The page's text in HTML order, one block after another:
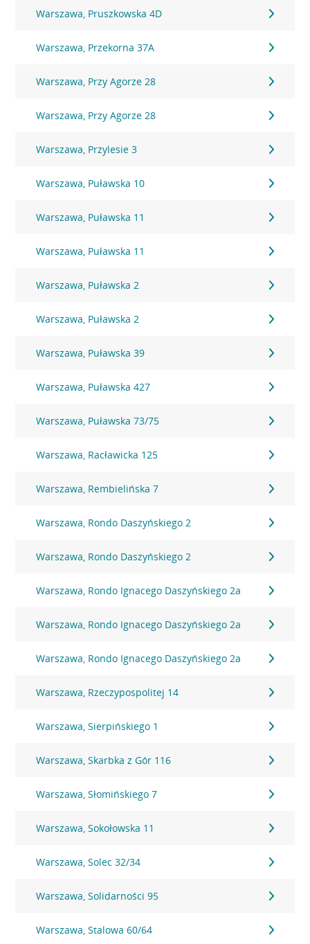
Warszawa, Pruszkowska 4D
Warszawa, Przekorna 37A
Warszawa, Przy Agorze 28
Warszawa, Przy Agorze 28
Warszawa, Przylesie 3
Warszawa, Puławska 10
Warszawa, Puławska 11
Warszawa, Puławska 11
Warszawa, Puławska 2
Warszawa, Puławska 2
Warszawa, Puławska 39
Warszawa, Puławska 427
Warszawa, Puławska 73/75
Warszawa, Racławicka 125
Warszawa, Rembielińska 7
Warszawa, Rondo Daszyńskiego 2
Warszawa, Rondo Daszyńskiego 2
Warszawa, Rondo Ignacego Daszyńskiego 2a
Warszawa, Rondo Ignacego Daszyńskiego 2a
Warszawa, Rondo Ignacego Daszyńskiego 2a
Warszawa, Rzeczypospolitej 14
Warszawa, Sierpińskiego 1
Warszawa, Skarbka z Gór 116
Warszawa, Słomińskiego 7
Warszawa, Sokołowska 11
Warszawa, Solec 32/34
Warszawa, Solidarności 95
Warszawa, Stalowa 60/64